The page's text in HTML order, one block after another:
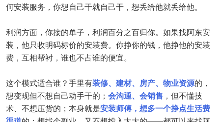
何安装服务，你想自己干就自己干，想丢给他就丢给他。
利润方面，你接的单子，利润百分之百归你。如果找阿东安
装，他只收明码标价的安装费。你挣你的钱，他挣他的安装
费，互相帮衬，谁也不占谁的便宜。
这个模式适合谁？手里有装修、建材、房产、物业资源的，
想变现但不想自己动手干的； 会沟通、会销售 ，但不懂技
术、不想压货的；本身就是安装师傅，想多一个挣点生活费